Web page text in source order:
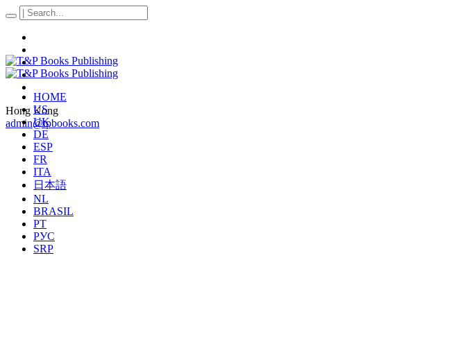
Hong Kong
admin@tpbooks.com
HOME
US
UK
DE
ESP
FR
ITA
日本語
NL
BRASIL
PT
РУС
SRP